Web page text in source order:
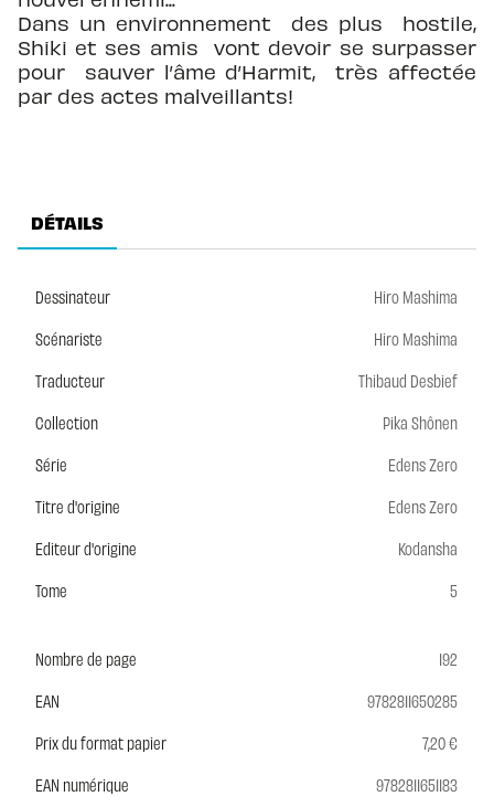
Dans un environnement des plus hostile,
Shiki et ses amis vont devoir se surpasser
pour sauver l’âme d’Harmit, très affectée
par des actes malveillants!
DÉTAILS
Dessinateur
Hiro Mashima
Scénariste
Hiro Mashima
Traducteur
Thibaud Desbief
Collection
Pika Shônen
Série
Edens Zero
Titre d'origine
Edens Zero
Editeur d'origine
Kodansha
Tome
5
Nombre de page
192
EAN
9782811650285
Prix du format papier
7,20 €
EAN numérique
9782811651183